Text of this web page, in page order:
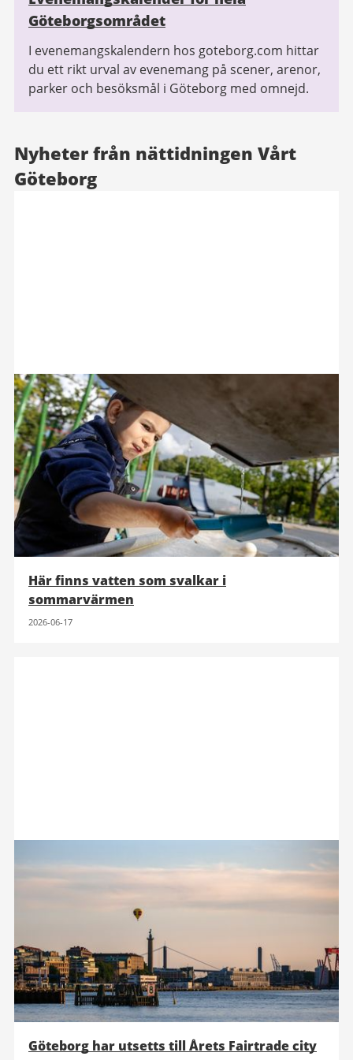
Göteborgsområdet
I evenemangskalendern hos goteborg.com hittar
du ett rikt urval av evenemang på scener, arenor,
parker och besöksmål i Göteborg med omnejd.
Nyheter från nättidningen Vårt
Göteborg
Här finns vatten som svalkar i
sommarvärmen
2026-06-17
Göteborg har utsetts till Årets Fairtrade city